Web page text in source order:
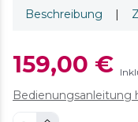
Beschreibung |
159,00 €
Bedienungsanleitung